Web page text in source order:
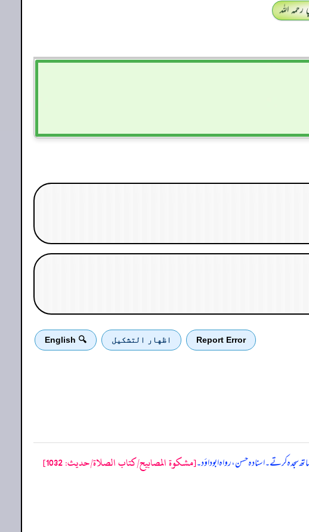
اللہ
Report Error اظهار التشكيل 🔍 English
سجدہ کرتے۔ اسنادہ حسن، رواہ ابوداؤد۔[مشكوة المصابيح/كتاب الصلاة/حدیث: 1032]